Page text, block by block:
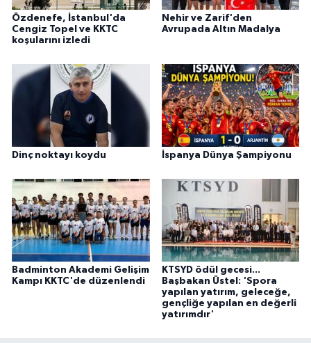
Özdenefe, İstanbul'da
Cengiz Topel ve KKTC
koşularını izledi
Nehir ve Zarif'den
Avrupada Altın Madalya
Dinç noktayı koydu İspanya Dünya Şampiyonu
Badminton Akademi Gelişim
Kampı KKTC'de düzenlendi
KTSYD ödül gecesi...
Başbakan Üstel: 'Spora
yapılan yatırım, geleceğe,
gençliğe yapılan en değerli
yatırımdır'